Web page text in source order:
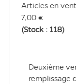
Articles en
7,00 €
(Stock : 118)
Deuxième
remplissage